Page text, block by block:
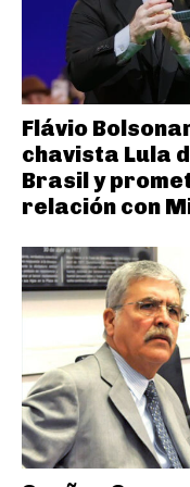
Flávio
chavista Lula
Brasil y
relación con